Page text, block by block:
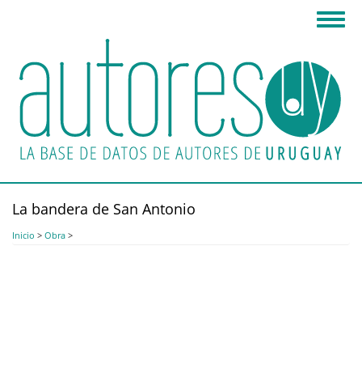
principal
La bandera de San Antonio
Inicio > Obra >